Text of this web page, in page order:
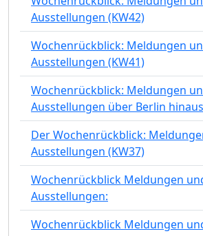
Ausstellungen (KW42)
Wochenrückblick: Meldungen
Ausstellungen (KW41)
Wochenrückblick: Meldungen
Ausstellungen über Berlin
Der Wochenrückblick:
Ausstellungen (KW37)
Wochenrückblick Meldungen
Ausstellungen:
Wochenrückblick Meldungen